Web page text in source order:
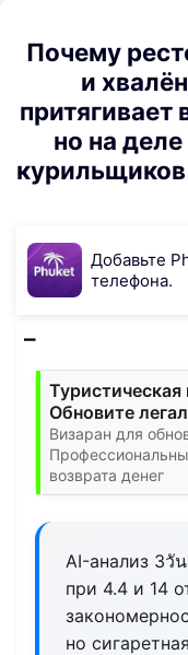
Почему
и
но на деле
курильщиков
Добавьте
телефона.
Туристическая
Обновите
Визаран для
возврата денег
AI-анализ 3วั
при 4.4 и 14
но